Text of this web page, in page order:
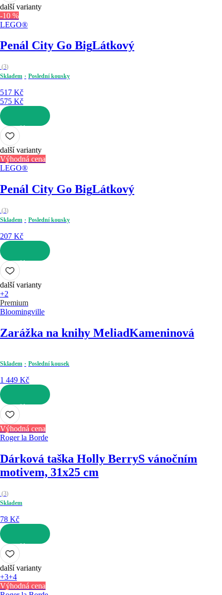
další varianty
-10 %
LEGO®
Penál City Go BigLátkový
(3)
Skladem
Poslední kousky
517 Kč
575 Kč
DO KOŠÍKU
další varianty
Výhodná cena
LEGO®
Penál City Go BigLátkový
(3)
Skladem
Poslední kousky
207 Kč
DO KOŠÍKU
další varianty
+2
Premium
Bloomingville
Zarážka na knihy MeliadKameninová
Skladem Poslední kousek
1 449 Kč
DO KOŠÍKU
Výhodná cena
Roger la Borde
Dárková taška Holly BerryS vánočním
motivem, 31x25 cm
(3)
Skladem
78 Kč
DO KOŠÍKU
další varianty
+3+4
Výhodná cena